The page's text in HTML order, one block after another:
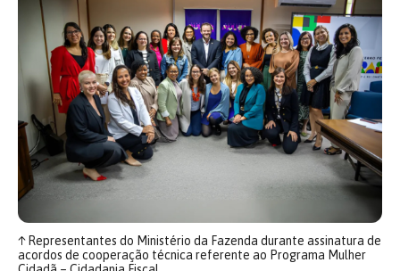
↑Representantes do Ministério da Fazenda durante assinatura de
acordos de cooperação técnica referente ao Programa Mulher